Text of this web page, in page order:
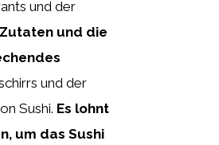
und der
und die
und der
Sushi. Es lohnt
um das Sushi